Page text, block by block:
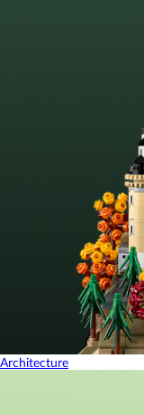
Architecture